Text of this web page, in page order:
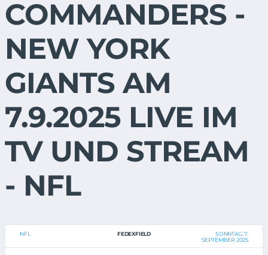
COMMANDERS -
NEW YORK
GIANTS AM
7.9.2025 LIVE IM
TV UND STREAM
- NFL
NFL FEDEXFIELD
SONNTAG, 7.
SEPTEMBER 2025